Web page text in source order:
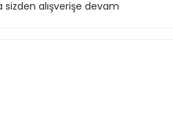
alışverişe devam